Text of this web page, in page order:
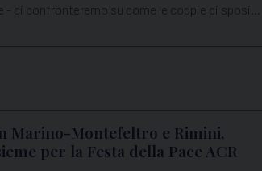
- ci confronteremo su come le coppie di sposi…
Marino-Montefeltro e Rimini,
per la Festa della Pace ACR